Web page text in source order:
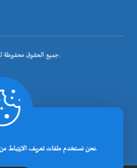
© جميع الحقوق محفوظة لجامعة خنشلة 2026.
.
نحن نستخدم ملفات تعريف الارتباط من لأنشطة الموقع لنقدم لك تجربة أفضل.